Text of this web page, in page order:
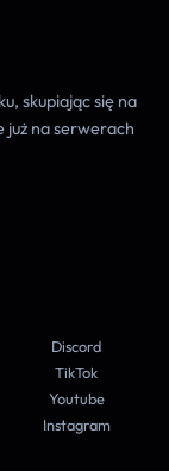
skupiając się na
już na serwerach
Discord
TikTok
Youtube
Instagram